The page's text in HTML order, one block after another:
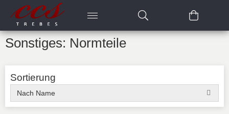
Sonstiges: Normteile
Sortierung